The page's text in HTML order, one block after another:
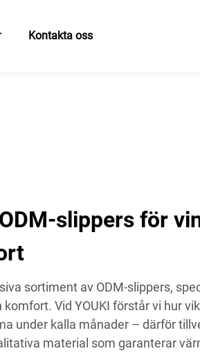
Kontakta oss
slippers för
sortiment av ODM-slippers,
Vid YOUKI förstår vi hur
under kalla månader – därför
material som garanterar